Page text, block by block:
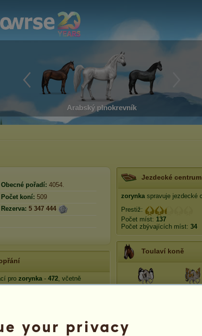
Arabský plnokrevník
Obecné pořadí: 4054.
Počet koní: 509
Rezerva: 5 347 444
pro zorynka- 472, včetně
před 175 dní
Jezdecké centrum
zorynkaspravuje jezdecké
Prestiž:
Počet míst: 137
Počet zbývajících míst: 34
Toulaví koně
your privacy